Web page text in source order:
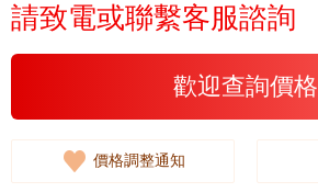
請致電或聯繫客服諮詢
歡迎查詢價格
價格調整通知